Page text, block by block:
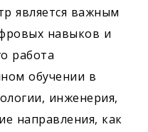
является важным
навыков и
работа
обучении в
инженерия,
направления, как